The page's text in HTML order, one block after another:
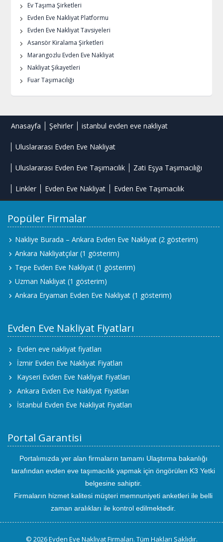
Ev Taşıma Şirketleri
Evden Eve Nakliyat Platformu
Evden Eve Nakliyat Tavsiyeleri
Asansör Kiralama Şirketleri
Marangozlu Evden Eve Nakliyat
Nakliyat Şikayetleri
Fuar Taşımacılığı
Anasayfa Şehirler istanbul evden eve nakliyat
Uluslararası Evden Eve Nakliyat
Uluslararası Evden Eve Taşımacılık Zati Eşya Taşımacılığı
Linkler Evden Eve Nakliyat Evden Eve Taşımacılık
Popüler Firmalar
Nakliye Burada – Ankara Evden Eve Nakliyat (2 gösterim)
Ankara Nakliyatçılar (1 gösterim)
Tepe Evden Eve Nakliyat (1 gösterim)
Uzman Nakliyat (1 gösterim)
Ankara Eryaman Evden Eve Nakliyat (1 gösterim)
Evden Eve Nakliyat Fiyatları
Evden eve nakliyat fiyatları
İzmir Evden Eve Nakliyat Fiyatları
Kayseri Evden Eve Nakliyat Fiyatları
Ankara Evden Eve Nakliyat Fiyatları
İstanbul Evden Eve Nakliyat Fiyatları
Portal Garantisi
Portalımızda yer alan firmaların tamamı Ulaştırma bakanlığı
tarafından evden eve taşımacılık yapmak için öngörülen K3 Yetki
belgesine sahiptir.
Firmaların hizmet kalitesi müşteri memnuniyeti anketleri ile belli
zaman aralıkları ile kontrol edilmektedir.
© 2026 Evden Eve Nakliyat Firmaları. Tüm Hakları Saklıdır.